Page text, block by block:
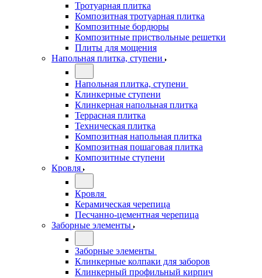
Тротуарная плитка
Композитная тротуарная плитка
Композитные бордюры
Композитные приствольные решетки
Плиты для мощения
Напольная плитка, ступени
Напольная плитка, ступени
Клинкерные ступени
Клинкерная напольная плитка
Террасная плитка
Техническая плитка
Композитная напольная плитка
Композитная пошаговая плитка
Композитные ступени
Кровля
Кровля
Керамическая черепица
Песчанно-цементная черепица
Заборные элементы
Заборные элементы
Клинкерные колпаки для заборов
Клинкерный профильный кирпич